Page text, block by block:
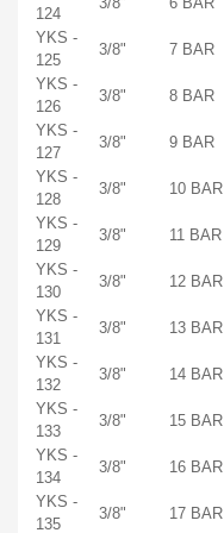
124
YKS -
125
3/8" 7 BAR
YKS -
126
3/8" 8 BAR
YKS -
127
3/8" 9 BAR
YKS -
128
3/8" 10 BAR
YKS -
129
3/8" 11 BAR
YKS -
130
3/8" 12 BAR
YKS -
131
3/8" 13 BAR
YKS -
132
3/8" 14 BAR
YKS -
133
3/8" 15 BAR
YKS -
134
3/8" 16 BAR
YKS -
135
3/8" 17 BAR